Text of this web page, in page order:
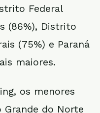
Federal
(86%), Distrito
(75%) e Paraná
maiores.
os menores
Grande do Norte